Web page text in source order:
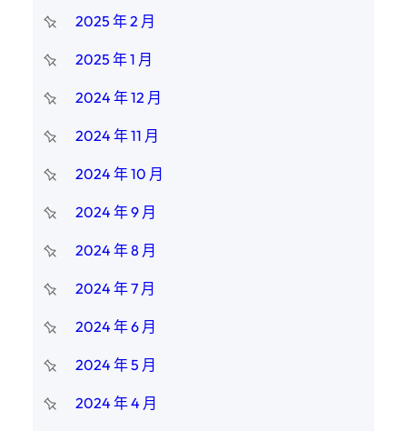
2025 年 2 月
2025 年 1 月
2024 年 12 月
2024 年 11 月
2024 年 10 月
2024 年 9 月
2024 年 8 月
2024 年 7 月
2024 年 6 月
2024 年 5 月
2024 年 4 月